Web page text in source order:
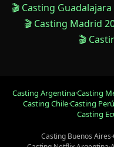
🎬 Casting Guadalajara
🎬 Casting Madrid
🎬
Casting Argentina·Casting
Casting Chile·Casting Perú
Casting
Casting Buenos Aires·